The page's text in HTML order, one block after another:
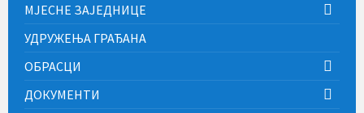
МЈЕСНЕ ЗАЈЕДНИЦЕ
УДРУЖЕЊА ГРАЂАНА
ОБРАСЦИ
ДОКУМЕНТИ